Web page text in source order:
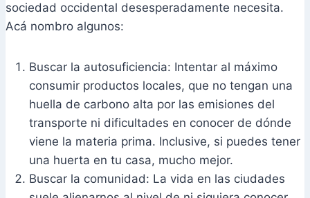
sociedad occidental desesperadamente necesita.
Acá nombro algunos:
Buscar la autosuficiencia: Intentar al máximo
consumir productos locales, que no tengan una
huella de carbono alta por las emisiones del
transporte ni dificultades en conocer de dónde
viene la materia prima. Inclusive, si puedes tener
una huerta en tu casa, mucho mejor.
Buscar la comunidad: La vida en las ciudades